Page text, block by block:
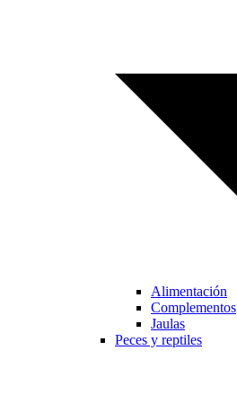
Alimentación
Complementos
Jaulas
Peces y reptiles